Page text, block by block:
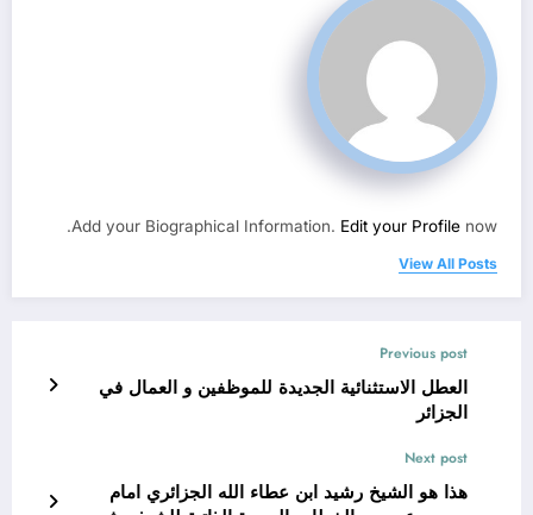
Add your Biographical Information. Edit your Profile now.
View All Posts
Previous post
العطل الاستثنائية الجديدة للموظفين و العمال في
الجزائر
Next post
هذا هو الشيخ رشيد ابن عطاء الله الجزائري امام